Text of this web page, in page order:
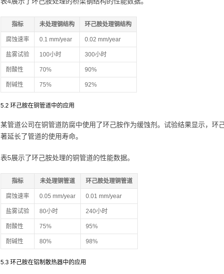
指标 未处理钢结构 环己胺处理钢结构
腐蚀速率 0.1 mm/year 0.02 mm/year
盐雾试验 100小时 300小时
耐酸性 70% 90%
耐碱性 75% 92%
5.2 环己胺在铜管道中的应用
某管道公司在铜管道防腐中使用了环己胺作为缓蚀剂。试验结果显示，环
著延长了管道的使用寿命。
表5展示了环己胺处理的铜管道的性能数据。
指标 未处理铜管道 环己胺处理铜管道
腐蚀速率 0.05 mm/year 0.01 mm/year
盐雾试验 80小时 240小时
耐酸性 75% 95%
耐碱性 80% 98%
5.3 环己胺在铝制散热器中的应用